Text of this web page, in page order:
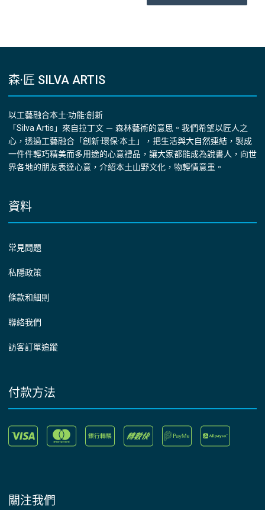
森·匠 SILVA ARTIS
以工藝融合本土·功能·創新
「Silva Artis」來自拉丁文 － 森林藝術的意思。我們希望以匠人之
心，透過工藝融合「創新·環保·本土」，把生活與大自然連結，製成
一件件輕巧精美而多用途的心意禮品，讓大家都能成為說書人，向世
界各地的朋友表達心意，介紹本土山野文化，物輕情意重。
資料
常見問題
私隱政策
條款和細則
聯絡我們
訪客訂單追蹤
付款方法
關注我們